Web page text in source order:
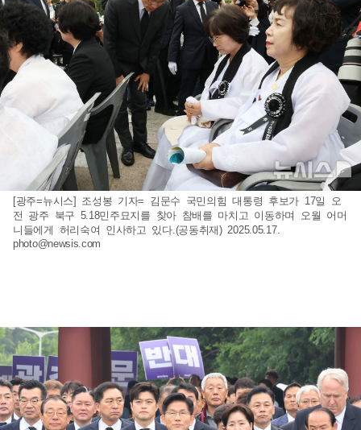
[광주=뉴시스] 조성봉 기자= 김문수 국민의힘 대통령 후보가 17일 오
전 광주 북구 5.18민주묘지를 찾아 참배를 마치고 이동하며 오월 어머
니들에게 허리숙여 인사하고 있다.(공동취재) 2025.05.17.
photo@newsis.com